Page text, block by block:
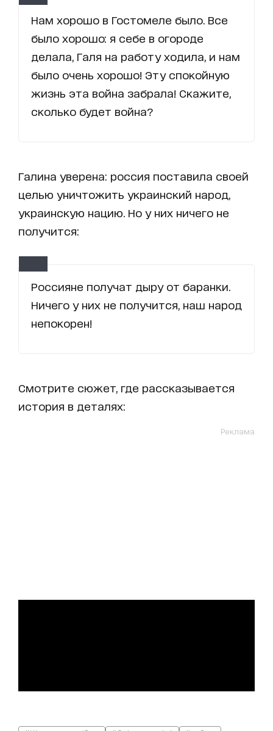
Нам хорошо в Гостомеле было. Все
было хорошо: я себе в огороде
делала, Галя на работу ходила, и нам
было очень хорошо! Эту спокойную
жизнь эта война забрала! Скажите,
сколько будет война?
Галина уверена: россия поставила своей
целью уничтожить украинский народ,
украинскую нацию. Но у них ничего не
получится:
Россияне получат дыру от баранки.
Ничего у них не получится, наш народ
непокорен!
Смотрите сюжет, где рассказывается
история в деталях:
Реклама